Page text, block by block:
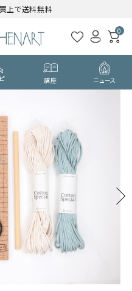
上で送料無料
0
講座 ニュース
登録